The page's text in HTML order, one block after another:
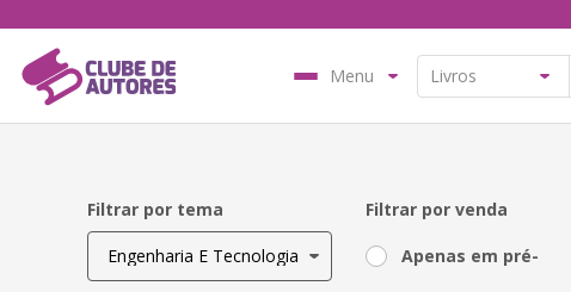
Menu
Filtrar por tema Filtrar por venda
Apenas em pré-